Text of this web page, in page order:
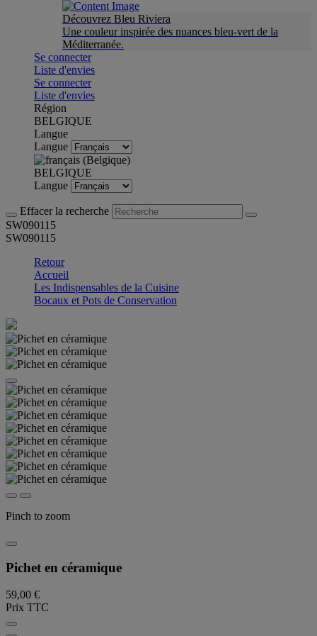
Découvrez Bleu Riviera
Une couleur inspirée des nuances bleu-vert de la
Méditerranée.
Se connecter
Liste d'envies
Se connecter
Liste d'envies
Région
BELGIQUE
Langue
Langue
BELGIQUE
Langue
Effacer la recherche
SW090115
SW090115
Retour
Accueil
Les Indispensables de la Cuisine
Bocaux et Pots de Conservation
Pinch to zoom
Pichet en céramique
59,00 €
Prix TTC